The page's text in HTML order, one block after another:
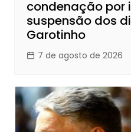
condenação por
suspensão dos
Garotinho
7 de agosto de 2026